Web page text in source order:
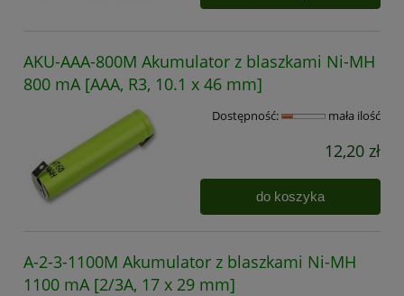
AKU-AAA-800M Akumulator z blaszkami Ni-MH
800 mA [AAA, R3, 10.1 x 46 mm]
Dostępność: mała ilość
12,20 zł
do koszyka
A-2-3-1100M Akumulator z blaszkami Ni-MH
1100 mA [2/3A, 17 x 29 mm]